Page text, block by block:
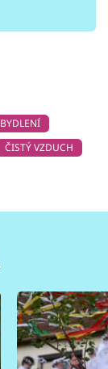
BYDLENÍ
ČISTÝ VZDUCH